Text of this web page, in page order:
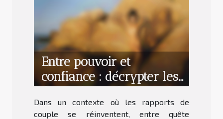
Entre pouvoir et
confiance : décrypter les
dynamiques d’un couple
épanoui
Dans un contexte où les rapports de
couple se réinventent, entre quête